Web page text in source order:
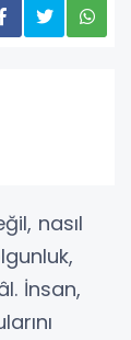
nasıl
İnsan,